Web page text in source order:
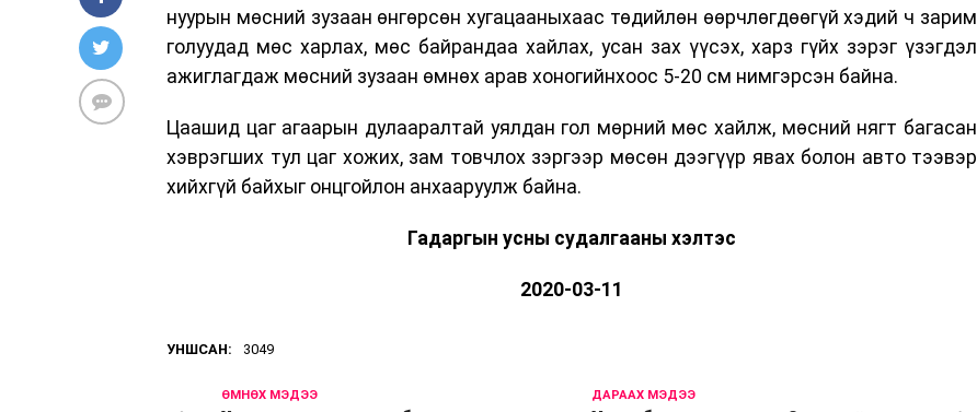
нуурын мөсний зузаан өнгөрсөн хугацааныхаас төдийлөн өөрчлөгдөөгүй хэдий ч зарим
голуудад мөс харлах, мөс байрандаа хайлах, усан зах үүсэх, харз гүйх зэрэг үзэгдэл
ажиглагдаж мөсний зузаан өмнөх арав хоногийнхоос 5-20 см нимгэрсэн байна.
Цаашид цаг агаарын дулааралтай уялдан гол мөрний мөс хайлж, мөсний нягт багасан
хэврэгших тул цаг хожих, зам товчлох зэргээр мөсөн дээгүүр явах болон авто тээвэр
хийхгүй байхыг онцгойлон анхааруулж байна.
Гадаргын усны судалгааны хэлтэс
2020-03-11
УНШСАН: 3049
ДАРААХ МЭДЭЭ
ӨМНӨХ МЭДЭЭ